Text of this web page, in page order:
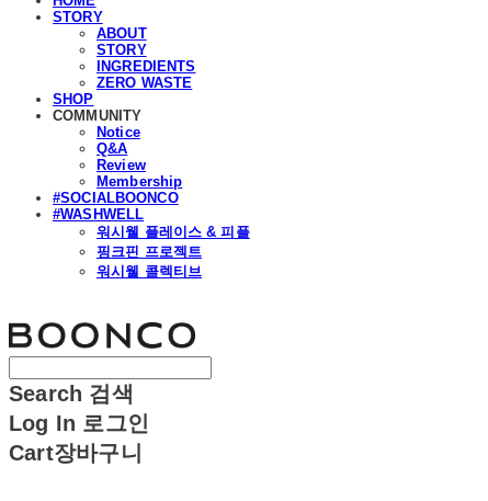
STORY
ABOUT
STORY
INGREDIENTS
ZERO WASTE
SHOP
COMMUNITY
Notice
Q&A
Review
Membership
#SOCIALBOONCO
#WASHWELL
워시웰 플레이스 & 피플
핑크핀 프로젝트
워시웰 콜렉티브
Search 검색
Log In 로그인
Cart장바구니